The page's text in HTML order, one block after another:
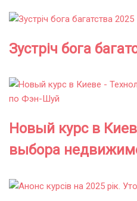
Зустріч бога
Новый курс в
выбора